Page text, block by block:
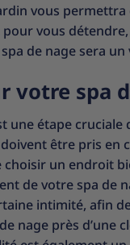
vous
vous
de nage sera
votre spa
étape cruciale
être pris
un endroit
de votre spa de
intimité, afin
nage près d’une